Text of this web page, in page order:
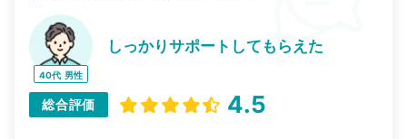
40代 男性
しっかりサポートしてもらえた
総合評価 4.5